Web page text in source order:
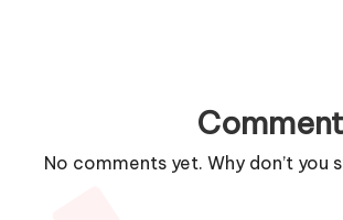
No comments yet. Why don’t you